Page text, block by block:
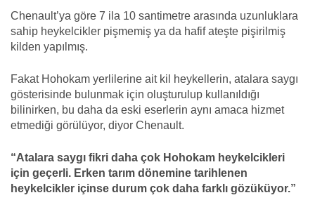
Chenault’ya göre 7 ila 10 santimetre arasında uzunluklara
sahip heykelcikler pişmemiş ya da hafif ateşte pişirilmiş
kilden yapılmış.
Fakat Hohokam yerlilerine ait kil heykellerin, atalara saygı
gösterisinde bulunmak için oluşturulup kullanıldığı
bilinirken, bu daha da eski eserlerin aynı amaca hizmet
etmediği görülüyor, diyor Chenault.
“Atalara saygı fikri daha çok Hohokam heykelcikleri
için geçerli. Erken tarım dönemine tarihlenen
heykelcikler içinse durum çok daha farklı gözüküyor.”